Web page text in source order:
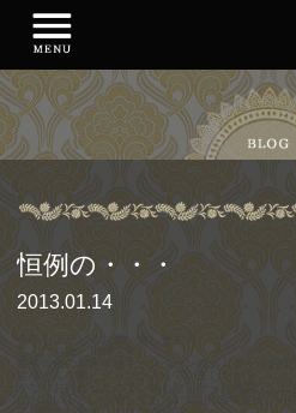
恒例の・・・
2013.01.14
今年もよろしくお願い致します！
こんにちは、川崎です。
毎年恒例の年末年始キャンペーンのナムヂャイお年
皆様どんな癒しグッツが入っていましたか？
かなりお得だったので、私も欲しかった福袋でし
にお使い下さい☆そしてもう1つ恒例の年賀状。